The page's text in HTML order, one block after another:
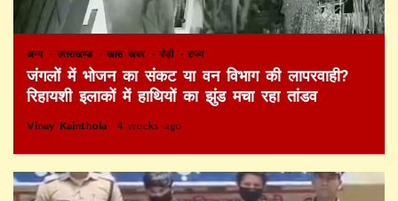
अन्य उत्तराखण्ड खास खबर पौड़ी राज्य
जंगलों में भोजन का संकट या वन विभाग की लापरवाही?
रिहायशी इलाकों में हाथियों का झुंड मचा रहा तांडव
Vinay Kainthola 4 weeks ago